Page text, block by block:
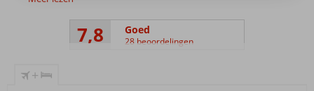
7,8 Goed
28 beoordelingen
+